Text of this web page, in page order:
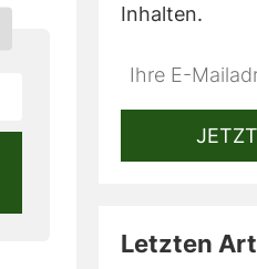
Inhalten.
Do
*Ihre
Mailadresse:
Letzten